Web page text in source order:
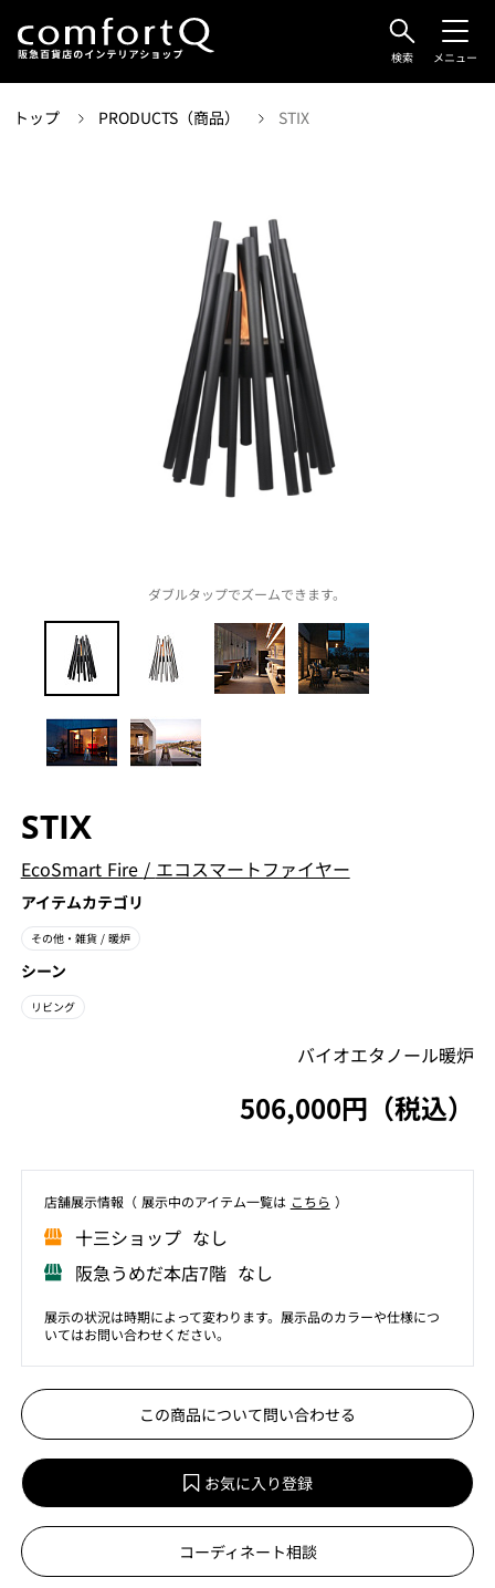
検索 メニュー
トップ PRODUCTS（商品） STIX
ダブルタップでズームできます。
STIX
EcoSmart Fire / エコスマートファイヤー
アイテムカテゴリ
その他・雑貨 / 暖炉
シーン
リビング
バイオエタノール暖炉
506,000円（税込）
店舗展⽰情報（ 展⽰中のアイテム⼀覧は こちら ）
⼗三ショップ なし
阪急うめだ本店7階 なし
展示の状況は時期によって変わります。展示品のカラーや仕様につ
いてはお問い合わせください。
この商品について問い合わせる
お気に入り登録
コーディネート相談